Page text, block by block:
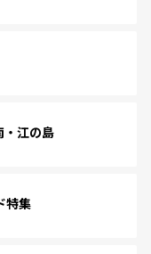
・江の島
特集